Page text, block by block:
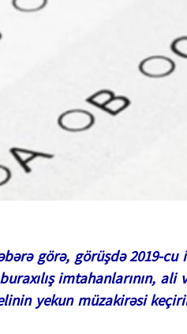
görə, görüşdə 2019-
imtahanlarının,
yekun müzakirəsi